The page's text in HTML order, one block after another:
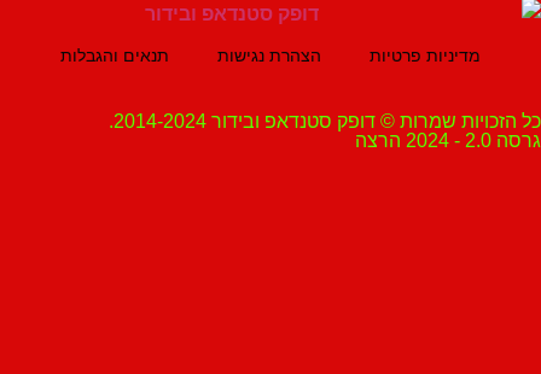
מדיניות פרטיות הצהרת נגישות תנאים והגבלות
שמרות © דופק סטנדאפ ובידור 2014-2024.